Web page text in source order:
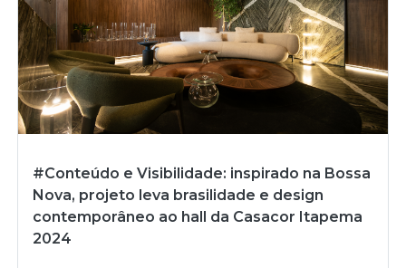
#Conteúdo e Visibilidade: inspirado na Bossa
Nova, projeto leva brasilidade e design
contemporâneo ao hall da Casacor Itapema
2024